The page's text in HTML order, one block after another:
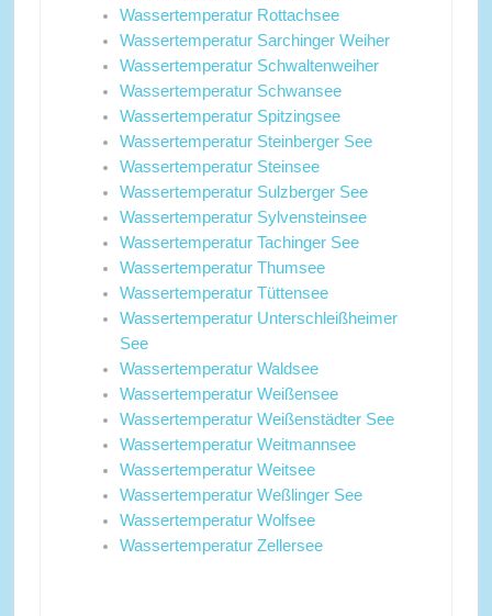
Wassertemperatur Rottachsee
Wassertemperatur Sarchinger Weiher
Wassertemperatur Schwaltenweiher
Wassertemperatur Schwansee
Wassertemperatur Spitzingsee
Wassertemperatur Steinberger See
Wassertemperatur Steinsee
Wassertemperatur Sulzberger See
Wassertemperatur Sylvensteinsee
Wassertemperatur Tachinger See
Wassertemperatur Thumsee
Wassertemperatur Tüttensee
Wassertemperatur Unterschleißheimer
See
Wassertemperatur Waldsee
Wassertemperatur Weißensee
Wassertemperatur Weißenstädter See
Wassertemperatur Weitmannsee
Wassertemperatur Weitsee
Wassertemperatur Weßlinger See
Wassertemperatur Wolfsee
Wassertemperatur Zellersee